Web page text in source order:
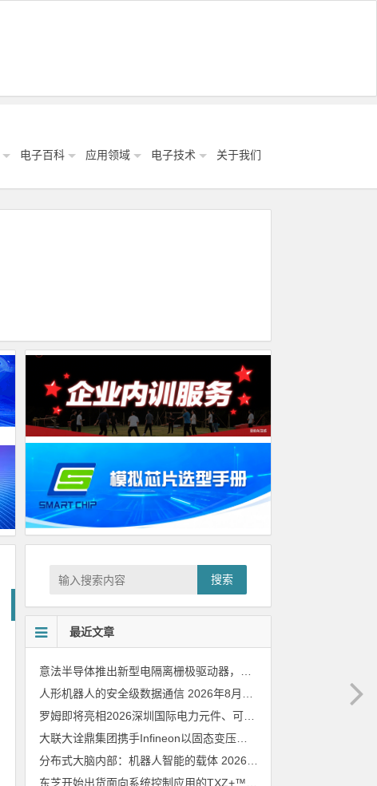
电子百科 应用领域 电子技术 关于我们
搜索
最近文章
人形机器人的安全级数据通信 2026年8月8日
罗姆即将亮相2026深圳国际电力元件、可再生能源管理展览会暨研讨会
大联大诠鼎集团携手Infineon以固态变压器重构配电效率新标杆
分布式大脑内部：机器人智能的载体 2026年8月6日